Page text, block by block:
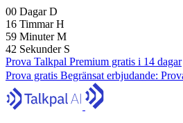
00 DagarD
16 TimmarH
59 MinuterM
40 Sekunder S
Prova Talkpal Premium gratis i 14 dagar
Prova gratis Begränsat erbjudande: